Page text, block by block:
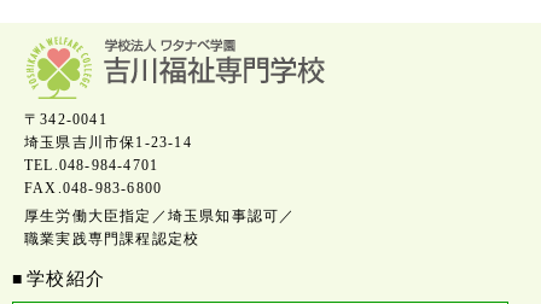
〒342-0041
埼玉県吉川市保1-23-14
TEL.048-984-4701
FAX.048-983-6800
厚生労働大臣指定／埼玉県知事認可／
職業実践専門課程認定校
■ 学校紹介